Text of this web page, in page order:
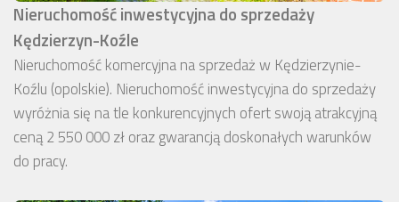
Nieruchomość inwestycyjna do sprzedaży
Kędzierzyn-Koźle
Nieruchomość komercyjna na sprzedaż w Kędzierzynie-
Koźlu (opolskie). Nieruchomość inwestycyjna do sprzedaży
wyróżnia się na tle konkurencyjnych ofert swoją atrakcyjną
ceną 2 550 000 zł oraz gwarancją doskonałych warunków
do pracy.